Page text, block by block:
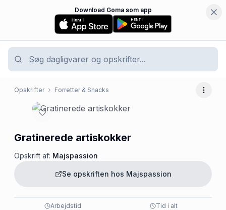
Download Goma som app
Opskrifter Forretter & Snacks Flere
Gratinerede artiskokker
Opskrift af: Majspassion
Se opskriften hos Majspassion
Arbejdstid
Tid i alt